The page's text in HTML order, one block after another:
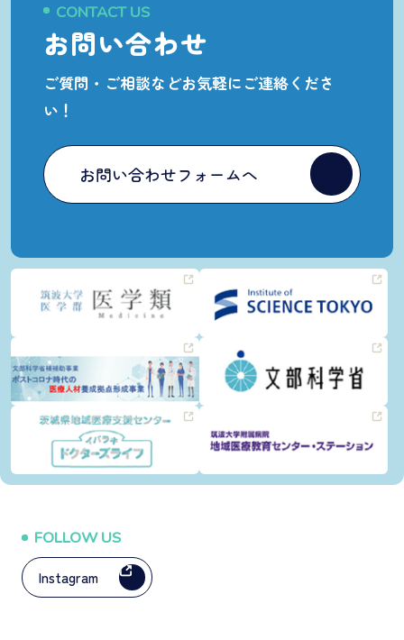
CONTACT US
お問い合わせ
ご質問・ご相談などお気軽にご連絡くださ
い！
お問い合わせフォームへ
FOLLOW US
Instagram